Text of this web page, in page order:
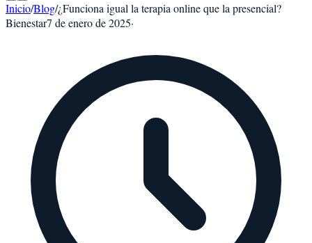
Inicio/Blog/¿Funciona igual la terapia online que la presencial?
Bienestar7 de enero de 2025·